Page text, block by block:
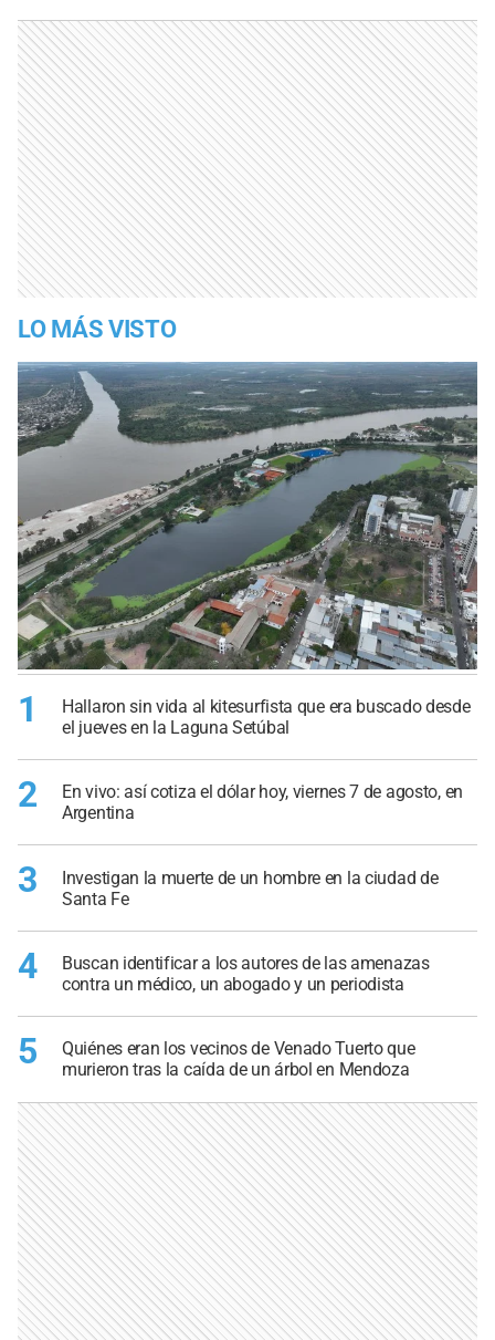
LO MÁS VISTO
1
Hallaron sin vida al kitesurfista que era buscado desde
el jueves en la Laguna Setúbal
2
En vivo: así cotiza el dólar hoy, viernes 7 de agosto, en
Argentina
3
Investigan la muerte de un hombre en la ciudad de
Santa Fe
4
Buscan identificar a los autores de las amenazas
contra un médico, un abogado y un periodista
5
Quiénes eran los vecinos de Venado Tuerto que
murieron tras la caída de un árbol en Mendoza